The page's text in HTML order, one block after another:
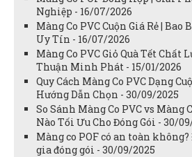
Nghiệp - 16/07/2026
Màng Co PVC Cuộn Giá Rẻ |
Uy Tín - 16/07/2026
Màng Co PVC Giỏ Quà Tết Chất
Thuận Minh Phát - 15/01/2026
Quy Cách Màng Co PVC Dạng
Hướng Dẫn Chọn - 30/09/2025
So Sánh Màng Co PVC vs Màng
Nào Tối Ưu Cho Đóng Gói - 30/
Màng co POF có an toàn
gia đóng gói - 30/09/2025